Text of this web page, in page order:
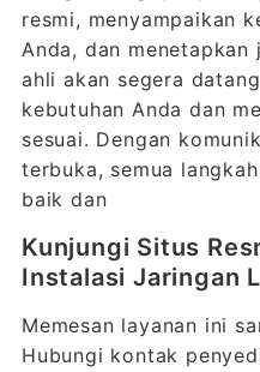
resmi, menyampaikan
Anda, dan
ahli akan segera
kebutuhan Anda dan
sesuai. Dengan
terbuka, semua
baik dan
Kunjungi Situs
Instalasi Jaringan
Memesan layanan ini
Hubungi kontak